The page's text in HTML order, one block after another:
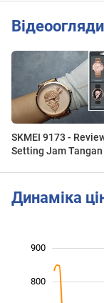
Відеоогляди
SKMEI 9173 -
Setting Jam Tangan
Динаміка
800
900